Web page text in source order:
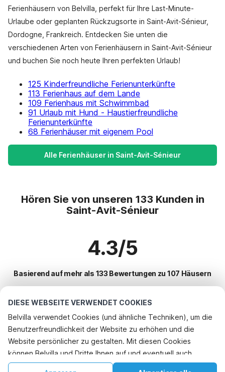
DIESE WEBSEITE VERWENDET COOKIES
Belvilla verwendet Cookies (und ähnliche Techniken), um die
Benutzerfreundlichkeit der Website zu erhöhen und die
Website persönlicher zu gestalten. Mit diesen Cookies
können Belvilla und Dritte Ihnen auf und eventuell auch
außerhalb unserer Website folgen, um Werbung Ihren
Ferienhäusern von Belvilla, perfekt für Ihre Last-Minute-
Urlaube oder geplanten Rückzugsorte in Saint-Avit-Sénieur,
Dordogne, Frankreich. Entdecken Sie unten die
verschiedenen Arten von Ferienhäusern in Saint-Avit-Sénieur
und buchen Sie noch heute Ihren perfekten Urlaub!
125 Kinderfreundliche Ferienunterkünfte
113 Ferienhaus auf dem Lande
109 Ferienhaus mit Schwimmbad
91 Urlaub mit Hund - Haustierfreundliche
Ferienunterkünfte
68 Ferienhäuser mit eigenem Pool
Alle Ferienhäuser in Saint-Avit-Sénieur
Hören Sie von unseren 133 Kunden in
Saint-Avit-Sénieur
4.3/5
Basierend auf mehr als 133 Bewertungen zu 107 Häusern
Beliebteste Reiseziele für Urlaub
Top-Städte mit Top-Annehmlichkeiten für den Urlaub
Kinderfreundliche Ferienunterkünfte les-eyzies-de-tayac-sireuil
Kinderfreundliche Ferienunterkünfte les-eyzies
Beliebte Ausstattungen für Urlaub in Saint-avit-senieur
Kinderfreundliche Ferienunterkünfte
Telefonisch buchen